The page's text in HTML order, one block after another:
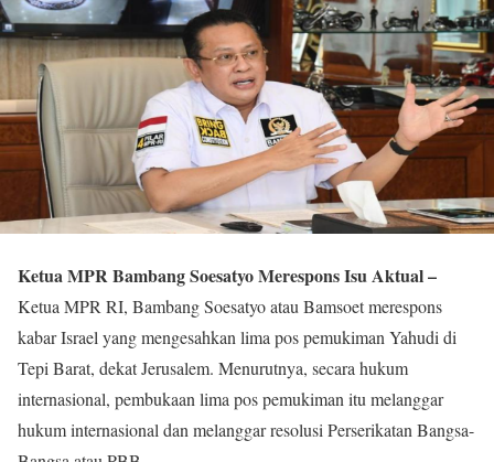
Ketua MPR Bambang Soesatyo Merespons Isu Aktual –
Ketua MPR RI, Bambang Soesatyo atau Bamsoet merespons
kabar Israel yang mengesahkan lima pos pemukiman Yahudi di
Tepi Barat, dekat Jerusalem. Menurutnya, secara hukum
internasional, pembukaan lima pos pemukiman itu melanggar
hukum internasional dan melanggar resolusi Perserikatan Bangsa-